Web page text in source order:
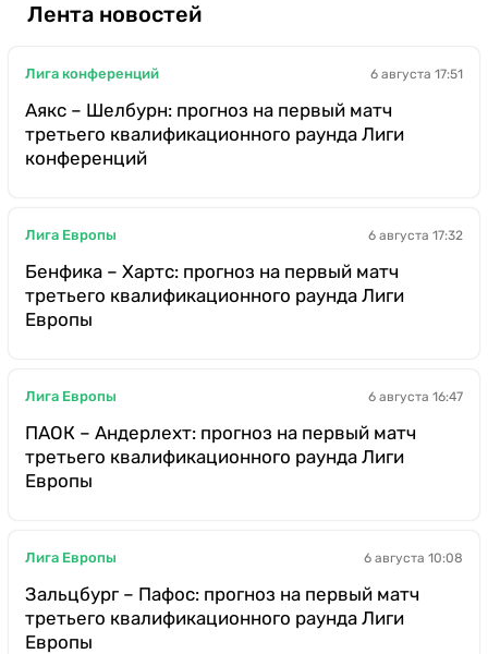
Лента новостей
Лига конференций 6 августа 17:51
Аякс – Шелбурн: прогноз на первый матч
третьего квалификационного раунда Лиги
конференций
Лига Европы 6 августа 17:32
Бенфика – Хартс: прогноз на первый матч
третьего квалификационного раунда Лиги
Европы
Лига Европы 6 августа 16:47
ПАОК – Андерлехт: прогноз на первый матч
третьего квалификационного раунда Лиги
Европы
Лига Европы 6 августа 10:08
Зальцбург – Пафос: прогноз на первый матч
третьего квалификационного раунда Лиги
Европы